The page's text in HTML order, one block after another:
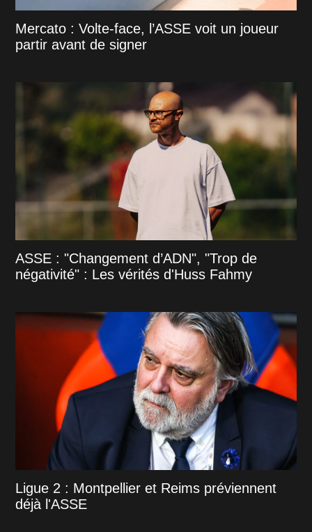
Mercato : Volte-face, l’ASSE voit un joueur
partir avant de signer
ASSE : "Changement d’ADN", "Trop de
négativité" : Les vérités d'Huss Fahmy
Ligue 2 : Montpellier et Reims préviennent
déjà l'ASSE